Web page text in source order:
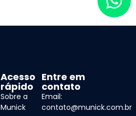
Acesso
rápido
Sobre a
Munick
Entre em
contato
Email:
contato@munick.com.br